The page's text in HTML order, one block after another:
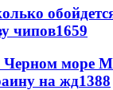
чипов1659
море
на жд1388